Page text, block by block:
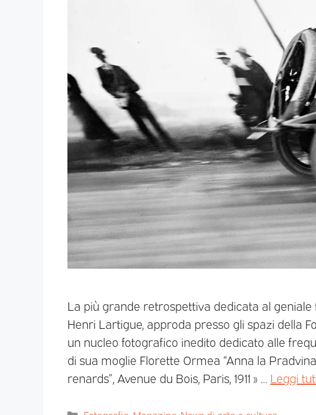
La più grande retrospettiva dedicata al
Henri Lartigue, approda presso gli spazi della
un nucleo fotografico inedito dedicato alle
di sua moglie Florette Ormea “Anna la
renards”, Avenue du Bois, Paris, 1911 » … Leggi